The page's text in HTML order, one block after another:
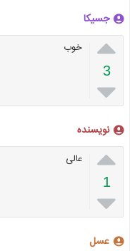
جسیکا

3

خوب
نویسنده

1

عالی
عسل